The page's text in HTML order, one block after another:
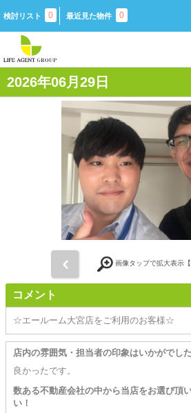
検討リスト 0 最近見た物件 0
2026年06月29日
画像タップで拡大表示【
コメント
☆エールーム大宮店をご利用のお客様☆
店内の雰囲気・担当者の印象はいかがでし
良かったです。
数ある不動産会社の中から当店をお選び頂
い！